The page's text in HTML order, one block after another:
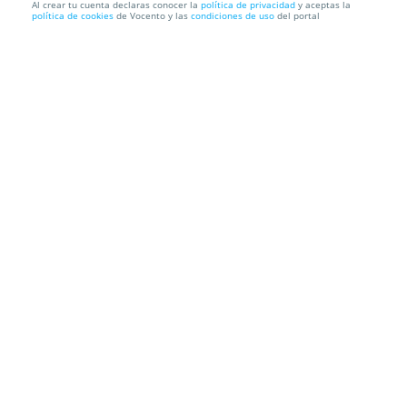
Entradas Teatro Fundición - Programación Familiar
Al crear tu cuenta declaras conocer la política de privacidad y aceptas la
política de cookies de Vocento y las condiciones de uso del portal